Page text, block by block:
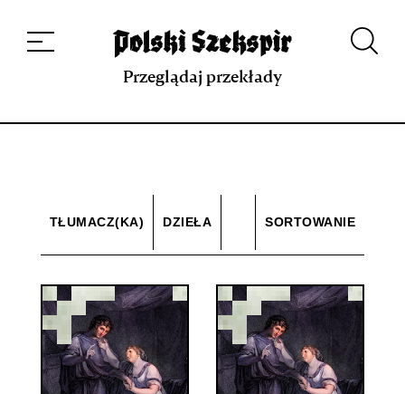
projekcie
Kontakt Indeks strony Aplikacja
Repozytorium XIX w.
Przeglądaj przekłady
TŁUMACZ(KA) DZIEŁA SORTOWANIE